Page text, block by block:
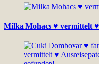
Milka Mohacs ♥ vermittelt ♥